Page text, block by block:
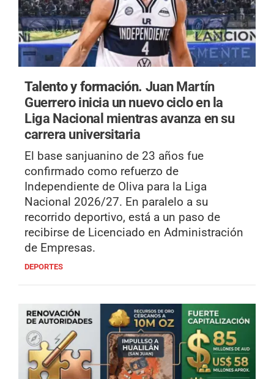
Talento y formación. Juan Martín
Guerrero inicia un nuevo ciclo en la
Liga Nacional mientras avanza en su
carrera universitaria
El base sanjuanino de 23 años fue
confirmado como refuerzo de
Independiente de Oliva para la Liga
Nacional 2026/27. En paralelo a su
recorrido deportivo, está a un paso de
recibirse de Licenciado en Administración
de Empresas.
DEPORTES